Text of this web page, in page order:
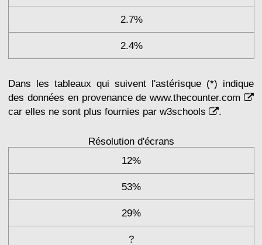
2.7%
2.4%
Dans les tableaux qui suivent l'astérisque (*) indique
des données en provenance dewww.thecounter.com
car elles ne sont plus fournies par w3schools
Résolution d'écrans
12%
53%
29%
?